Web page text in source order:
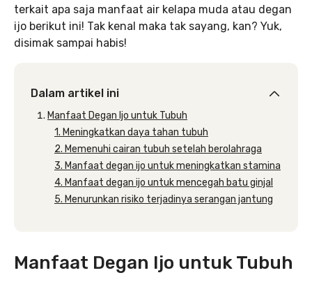
terkait apa saja manfaat air kelapa muda atau degan
ijo berikut ini! Tak kenal maka tak sayang, kan? Yuk,
disimak sampai habis!
Dalam artikel ini
Manfaat Degan Ijo untuk Tubuh
1. Meningkatkan daya tahan tubuh
2. Memenuhi cairan tubuh setelah berolahraga
3. Manfaat degan ijo untuk meningkatkan stamina
4. Manfaat degan ijo untuk mencegah batu ginjal
5. Menurunkan risiko terjadinya serangan jantung
Manfaat Degan Ijo untuk Tubuh